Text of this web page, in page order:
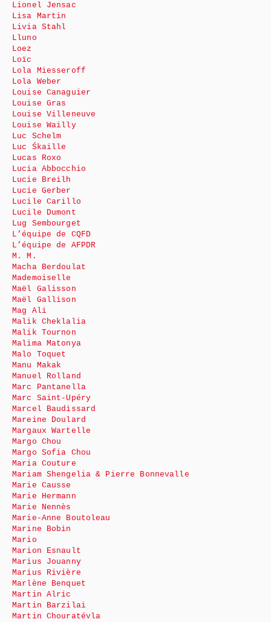
Lionel Jensac
Lisa Martin
Livia Stahl
Lluno
Loez
Loïc
Lola Miesseroff
Lola Weber
Louise Canaguier
Louise Gras
Louise Villeneuve
Louise Wailly
Luc Schelm
Luc Śkaille
Lucas Roxo
Lucia Abbocchio
Lucie Breilh
Lucie Gerber
Lucile Carillo
Lucile Dumont
Lug Sembourget
L’équipe de CQFD
L’équipe de AFPDR
M. M.
Macha Berdoulat
Mademoiselle
Maël Galisson
Maël Gallison
Mag Ali
Malik Cheklalia
Malik Tournon
Malima Matonya
Malo Toquet
Manu Makak
Manuel Rolland
Marc Pantanella
Marc Saint-Upéry
Marcel Baudissard
Mareine Doulard
Margaux Wartelle
Margo Chou
Margo Sofia Chou
Maria Couture
Mariam Shengelia & Pierre Bonnevalle
Marie Causse
Marie Hermann
Marie Nennès
Marie-Anne Boutoleau
Marine Bobin
Mario
Marion Esnault
Marius Jouanny
Marius Rivière
Marlène Benquet
Martin Alric
Martin Barzilai
Martin Chouratévla